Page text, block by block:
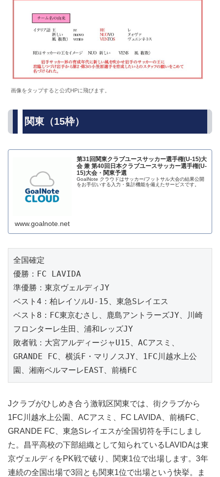
画像をタップすると公式HPに飛びます。
関東（15枠）
第31回関東クラブユースサッカー選手権(U-15)大
会 兼 第40回日本クラブユースサッカー選手権(U-
15)大会・関東予選
GoalNote クラウドはサッカー/フットサル大会の結果公開
をお手伝いする入力・集計機能を備えたサービスです。
www.goalnote.net
全国確定
優勝：FC LAVIDA
準優勝：東京ヴェルディJY
ベスト4：柏レイソルU-15、東急Sレイエス
ベスト8：FC東京むさし、鹿島アントラーズJY、川崎
フロンターレ生田、浦和レッズJY
敗者戦：大宮アルディージャU15、ACアスミ、
GRANDE FC、横浜F・マリノスJY、1FC川越水上公
園、湘南ベルマーレEAST、前橋FC
Jクラブがひしめき合う激戦区関東では、街クラブから
1FC川越水上公園、ACアスミ、FC LAVIDA、前橋FC、
GRANDE FC、東急Sレイエスが全国切符を手にしまし
た。昌平高校の下部組織として知られているLAVIDAは東
京ヴェルディをPK戦で破り、関東1位で出場します。3年
連続の全国出場で3回とも関東1位で出場という快挙。ま